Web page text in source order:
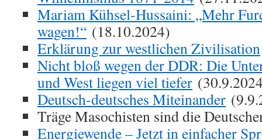
Mariam Kühsel-Hussaini: „Mehr
wagen!“ (18.10.2024)
Erklärung zur westlichen Zivilisation
Nicht bloß wegen der DDR: Die
und West liegen viel tiefer
Deutsch-deutsches Miteinander
Träge Masochisten sind die
Energiewende – Jetzt in einfacher